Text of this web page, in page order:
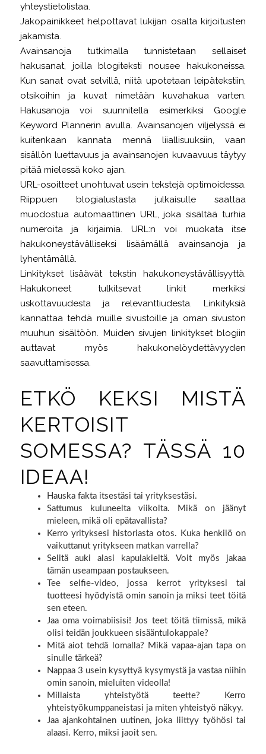
yhteystietolistaa.
Jakopainikkeet helpottavat lukijan osalta kirjoitusten
jakamista.
Avainsanoja tutkimalla tunnistetaan sellaiset
hakusanat, joilla blogiteksti nousee hakukoneissa.
Kun sanat ovat selvillä, niitä upotetaan leipätekstiin,
otsikoihin ja kuvat nimetään kuvahakua varten.
Hakusanoja voi suunnitella esimerkiksi Google
Keyword Plannerin avulla. Avainsanojen viljelyssä ei
kuitenkaan kannata mennä liiallisuuksiin, vaan
sisällön luettavuus ja avainsanojen kuvaavuus täytyy
pitää mielessä koko ajan.
URL-osoitteet unohtuvat usein tekstejä optimoidessa.
Riippuen blogialustasta julkaisulle saattaa
muodostua automaattinen URL, joka sisältää turhia
numeroita ja kirjaimia. URL:n voi muokata itse
hakukoneystävälliseksi lisäämällä avainsanoja ja
lyhentämällä.
Linkitykset lisäävät tekstin hakukoneystävällisyyttä.
Hakukoneet tulkitsevat linkit merkiksi
uskottavuudesta ja relevanttiudesta. Linkityksiä
kannattaa tehdä muille sivustoille ja oman sivuston
muuhun sisältöön. Muiden sivujen linkitykset blogiin
auttavat myös hakukonelöydettävyyden
saavuttamisessa.
ETKÖ KEKSI MISTÄ
KERTOISIT
SOMESSA? TÄSSÄ 10
IDEAA!
Hauska fakta itsestäsi tai yrityksestäsi.
Sattumus kuluneelta viikolta. Mikä on jäänyt
mieleen, mikä oli epätavallista?
Kerro yrityksesi historiasta otos. Kuka henkilö on
vaikuttanut yritykseen matkan varrella?
Selitä auki alasi kapulakieltä. Voit myös jakaa
tämän useampaan postaukseen.
Tee selfie-video, jossa kerrot yrityksesi tai
tuotteesi hyödyistä omin sanoin ja miksi teet töitä
sen eteen.
Jaa oma voimabiisisi! Jos teet töitä tiimissä, mikä
olisi teidän joukkueen sisääntulokappale?
Mitä aiot tehdä lomalla? Mikä vapaa-ajan tapa on
sinulle tärkeä?
Nappaa 3 usein kysyttyä kysymystä ja vastaa niihin
omin sanoin, mieluiten videolla!
Millaista yhteistyötä teette? Kerro
yhteistyökumppaneistasi ja miten yhteistyö näkyy.
Jaa ajankohtainen uutinen, joka liittyy työhösi tai
alaasi. Kerro, miksi jaoit sen.